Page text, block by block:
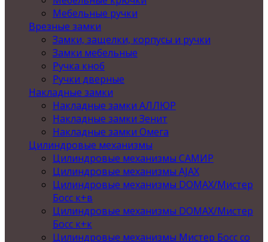
Мебельные ручки
Врезные замки
Замки, защелки, корпусы и ручки
Замки мебельные
Ручка кноб
Ручки дверные
Накладные замки
Накладные замки АЛЛЮР
Накладные замки Зенит
Накладные замки Омега
Цилиндровые механизмы
Цилиндровые механизмы САМИР
Цилиндровые механизмы AJAX
Цилиндровые механизмы DOMAX/Мистер
Босс к+в
Цилиндровые механизмы DOMAX/Мистер
Босс к+к
Цилиндровые механизмы Мистер Босс со